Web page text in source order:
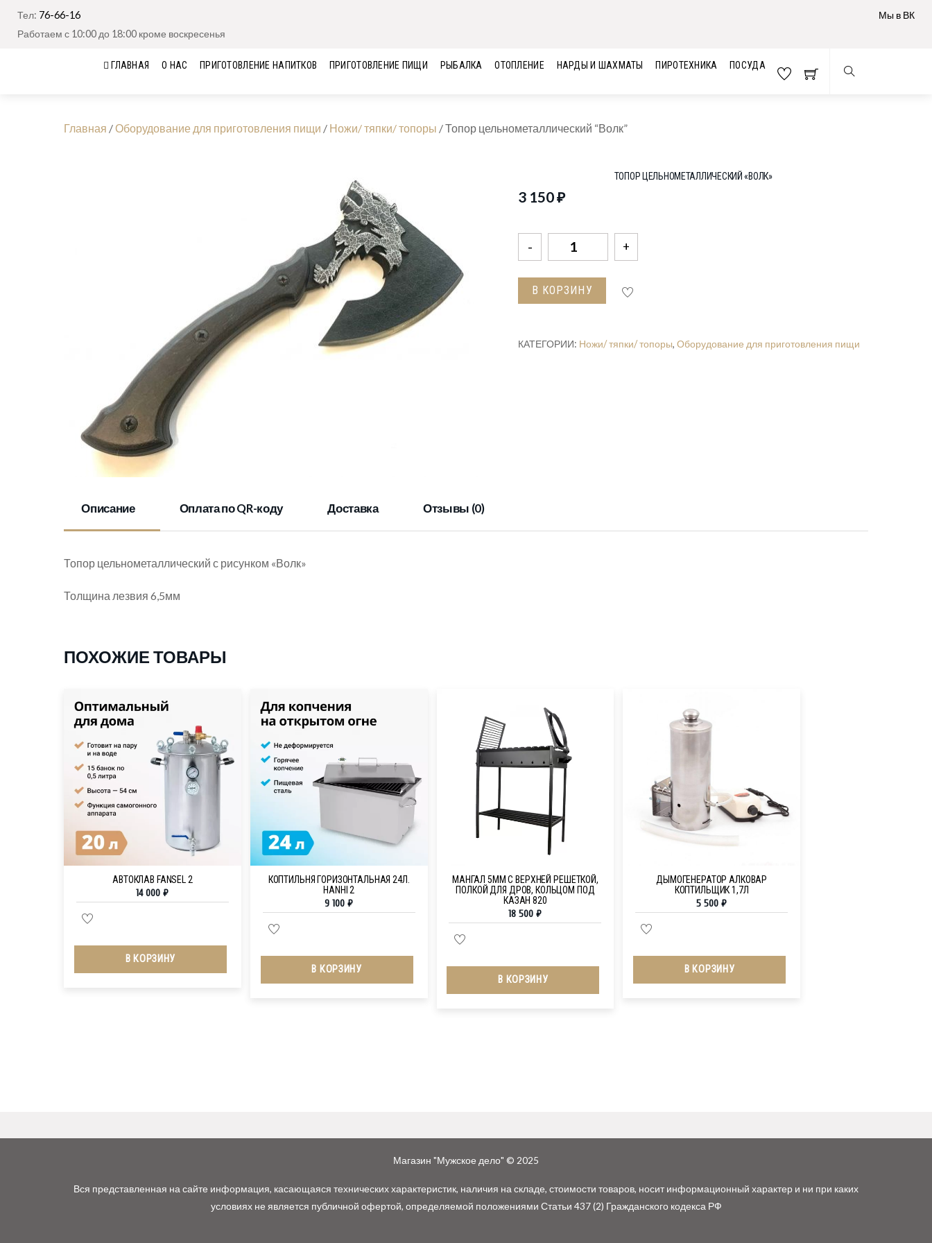
Тел: 76-66-16
Работаем с 10:00 до 18:00 кроме воскресенья
Мы в ВК
ГЛАВНАЯ О НАС ПРИГОТОВЛЕНИЕ НАПИТКОВ ПРИГОТОВЛЕНИЕ ПИЩИ РЫБАЛКА ОТОПЛЕНИЕ НАРДЫ И ШАХМАТЫ ПИРОТЕХНИКА ПОСУДА
Главная /Оборудование для приготовления пищи / Ножи/ тяпки/ топоры /Топор цельнометаллический “Волк”
ТОПОР ЦЕЛЬНОМЕТАЛЛИЧЕСКИЙ «ВОЛК»
3 150₽
Количество
товара
Топор
цельнометаллический
В КОРЗИНУ
КАТЕГОРИИ: Ножи/ тяпки/ топоры,Оборудование для приготовления пищи
Описание Оплата по QR-коду Доставка Отзывы (0)
Топор цельнометаллический с рисунком «Волк»
Толщина лезвия 6,5мм
ПОХОЖИЕ ТОВАРЫ
АВТОКЛАВ FANSEL 2
14 000₽
В КОРЗИНУ
КОПТИЛЬНЯ ГОРИЗОНТАЛЬНАЯ 24Л.
HANHI 2
9 100₽
В КОРЗИНУ
МАНГАЛ 5ММ С ВЕРХНЕЙ РЕШЕТКОЙ,
ПОЛКОЙ ДЛЯ ДРОВ, КОЛЬЦОМ ПОД
КАЗАН 820
18 500₽
В КОРЗИНУ
ДЫМОГЕНЕРАТОР АЛКОВАР
КОПТИЛЬЩИК 1,7Л
5 500₽
В КОРЗИНУ
Магазин "Мужское дело" © 2025
Вся представленная на сайте информация, касающаяся технических характеристик, наличия на складе, стоимости товаров, носит информационный характер и ни при каких
условиях не является публичной офертой, определяемой положениями Статьи 437 (2) Гражданского кодекса РФ